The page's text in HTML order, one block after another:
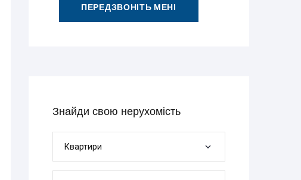
ПЕРЕДЗВОНІТЬ МЕНІ
Знайди свою нерухомість
Квартири